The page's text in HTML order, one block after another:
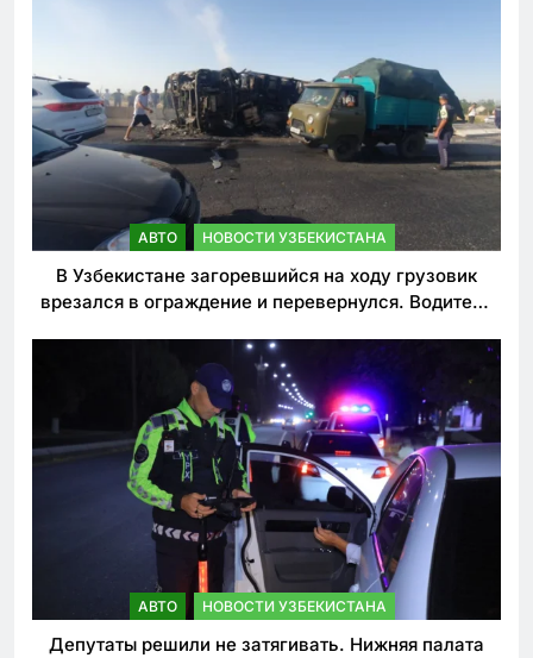
АВТО НОВОСТИ УЗБЕКИСТАНА
В Узбекистане загоревшийся на ходу грузовик
врезался в ограждение и перевернулся. Водитель
АВТО НОВОСТИ УЗБЕКИСТАНА
Депутаты решили не затягивать. Нижняя палата